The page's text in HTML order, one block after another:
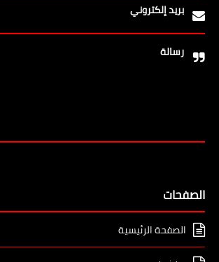
بريد إلكتروني
رسالة
الصفحات
الصفحة الرئيسية